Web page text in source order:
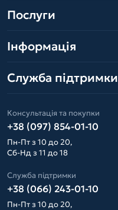
Послуги
Інформація
Служба підтримки
Консультація та покупки
+38 (097) 854-01-10
Пн-Пт з 10 до 20,
Сб-Нд з 11 до 18
Служба підтримки
+38 (066) 243-01-10
Пн-Пт з 10 до 20,